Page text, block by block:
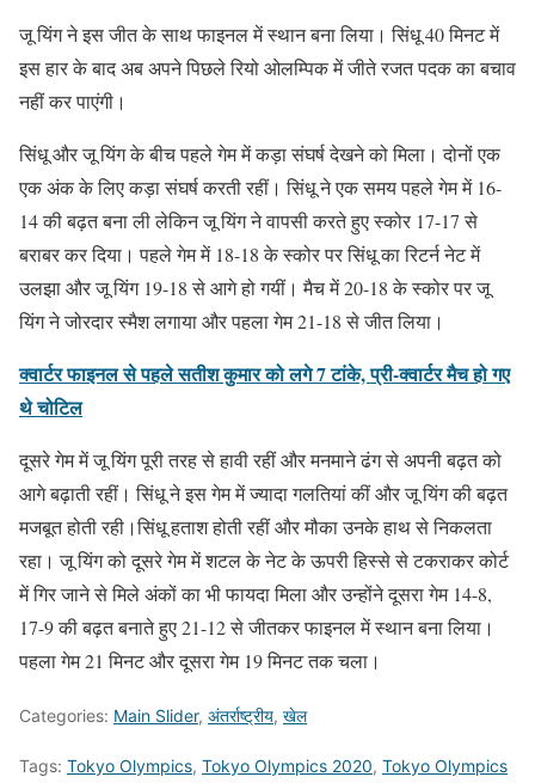
जू यिंग ने इस जीत के साथ फाइनल में स्थान बना लिया। सिंधू 40 मिनट में
इस हार के बाद अब अपने पिछले रियो ओलम्पिक में जीते रजत पदक का बचाव
नहीं कर पाएंगी।
सिंधू और जू यिंग के बीच पहले गेम में कड़ा संघर्ष देखने को मिला। दोनों एक
एक अंक के लिए कड़ा संघर्ष करती रहीं। सिंधू ने एक समय पहले गेम में 16-
14 की बढ़त बना ली लेकिन जू यिंग ने वापसी करते हुए स्कोर 17-17 से
बराबर कर दिया। पहले गेम में 18-18 के स्कोर पर सिंधू का रिटर्न नेट में
उलझा और जू यिंग 19-18 से आगे हो गयीं। मैच में 20-18 के स्कोर पर जू
यिंग ने जोरदार स्मैश लगाया और पहला गेम 21-18 से जीत लिया।
क्वार्टर फाइनल से पहले सतीश कुमार को लगे 7 टांके, प्री-क्वार्टर मैच हो गए
थे चोटिल
दूसरे गेम में जू यिंग पूरी तरह से हावी रहीं और मनमाने ढंग से अपनी बढ़त को
आगे बढ़ाती रहीं। सिंधू ने इस गेम में ज्यादा गलतियां कीं और जू यिंग की बढ़त
मजबूत होती रही।सिंधू हताश होती रहीं और मौका उनके हाथ से निकलता
रहा। जू यिंग को दूसरे गेम में शटल के नेट के ऊपरी हिस्से से टकराकर कोर्ट
में गिर जाने से मिले अंकों का भी फायदा मिला और उन्होंने दूसरा गेम 14-8,
17-9 की बढ़त बनाते हुए 21-12 से जीतकर फाइनल में स्थान बना लिया।
पहला गेम 21 मिनट और दूसरा गेम 19 मिनट तक चला।
Categories: Main Slider, अंतर्राष्ट्रीय, खेल
Tags: Tokyo Olympics, Tokyo Olympics 2020, Tokyo Olympics